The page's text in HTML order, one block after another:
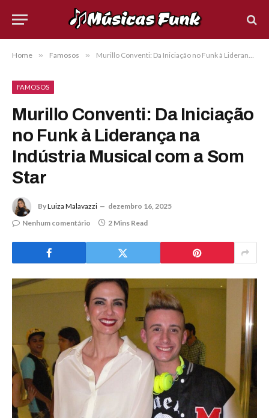
Home » Famosos » Murillo Conventi: Da Iniciação no Funk à Liderança na Indústria Musical com a Som Star
FAMOSOS
Murillo Conventi: Da Iniciação
no Funk à Liderança na
Indústria Musical com a Som
Star
ByLuiza Malavazzi
dezembro 16, 2025
Nenhum comentário
2 Mins Read